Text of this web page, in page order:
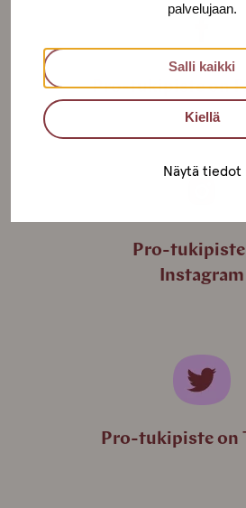
palvelujaan.
Salli kaikki
Kiellä
Näytä tiedot
Pro-tukipiste on
Pro-tukipiste
Instagram
Pro-tukipiste on